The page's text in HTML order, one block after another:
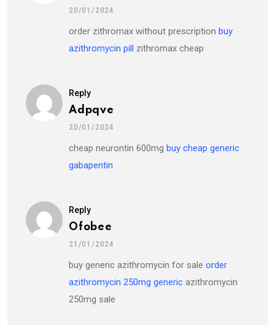
20/01/2024
order zithromax without prescription buy
azithromycin pill zithromax cheap
Reply
Adpqve
20/01/2024
cheap neurontin 600mg buy cheap generic
gabapentin
Reply
Ofobee
21/01/2024
buy generic azithromycin for sale order
azithromycin 250mg generic azithromycin
250mg sale